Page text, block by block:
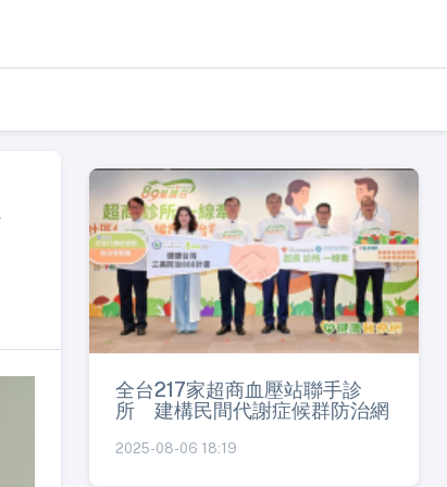
全台217家超商血壓站聯手診
所 建構民間代謝症候群防治網
2025-08-06 18:19